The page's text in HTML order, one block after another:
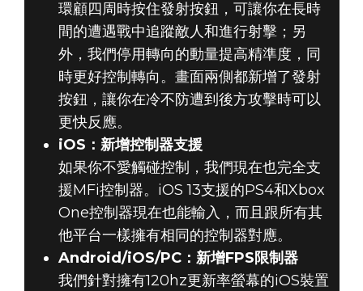
環顧四周時按住發射按鈕，可讓你在長時
間的遭遇戰中追蹤敵人和進行射擊；另
外，我們停用轉向的動量提高精準度，同
時更好控制轉向。畫面兩側都新增了發射
按鈕，讓你在冷不防遭到後方攻擊時可以
更快反應。
iOS：新增控制器支援
如果你不愛觸碰控制，我們現在也完全支
援MFi控制器。iOS 13支援的PS4和Xbox
One控制器現在也能輸入，而且跟所有其
他平台一樣擁有相同的控制器對應。
Android/iOS/PC：新增FPS限制器
我們針對擁有120hz更新率螢幕的iOS裝置